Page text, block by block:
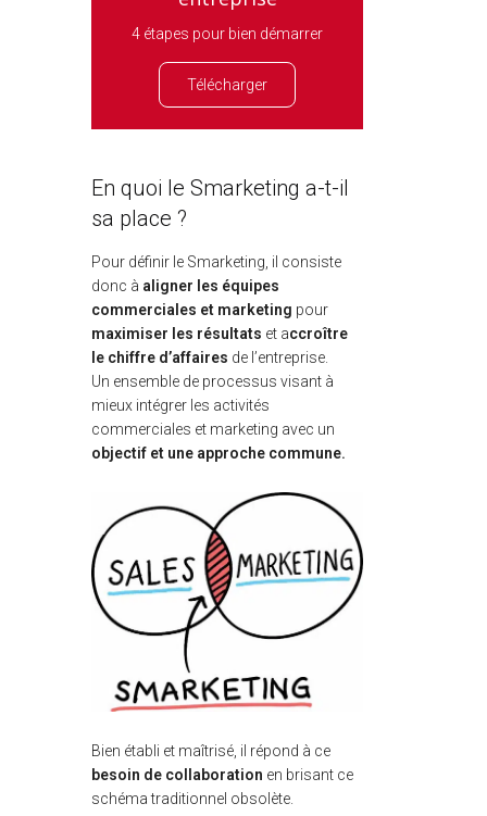
4 étapes pour bien démarrer
Télécharger
En quoi le Smarketing a-t-il
sa place ?
Pour définir le Smarketing, il consiste
donc à aligner les équipes
commerciales et marketing pour
maximiser les résultats et accroître
le chiffre d’affaires de l’entreprise.
Un ensemble de processus visant à
mieux intégrer les activités
commerciales et marketing avec un
objectif et une approche commune.
Bien établi et maîtrisé, il répond à ce
besoin de collaboration en brisant ce
schéma traditionnel obsolète.